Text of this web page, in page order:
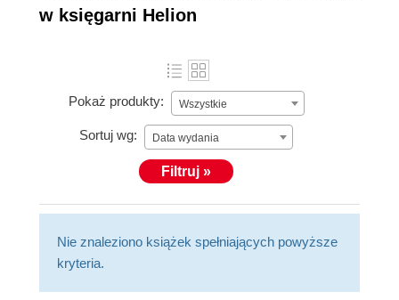
w księgarni Helion
Pokaż produkty: Wszystkie
Sortuj wg: Data wydania
Filtruj »
Nie znaleziono książek spełniających powyższe
kryteria.